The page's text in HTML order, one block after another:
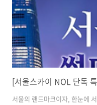
서울의 랜드마크이자, 한눈에